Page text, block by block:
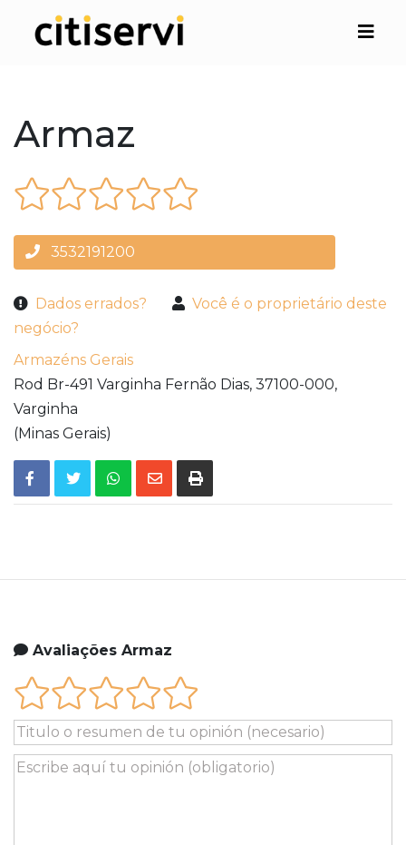
Armaz
3532191200
Dados errados?
Você é o proprietário deste
negócio?
Armazéns Gerais
Rod Br-491 Varginha Fernão Dias, 37100-000,
Varginha
(Minas Gerais)
Avaliações Armaz